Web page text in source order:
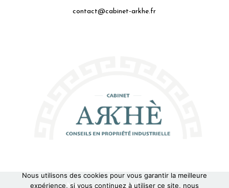
contact@cabinet-arkhe.fr
Mentions Légales
Nous utilisons des cookies pour vous garantir la meilleure
expérience, si vous continuez à utiliser ce site, nous